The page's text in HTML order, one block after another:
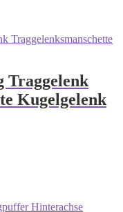
Traggelenk
Kugelgelenk